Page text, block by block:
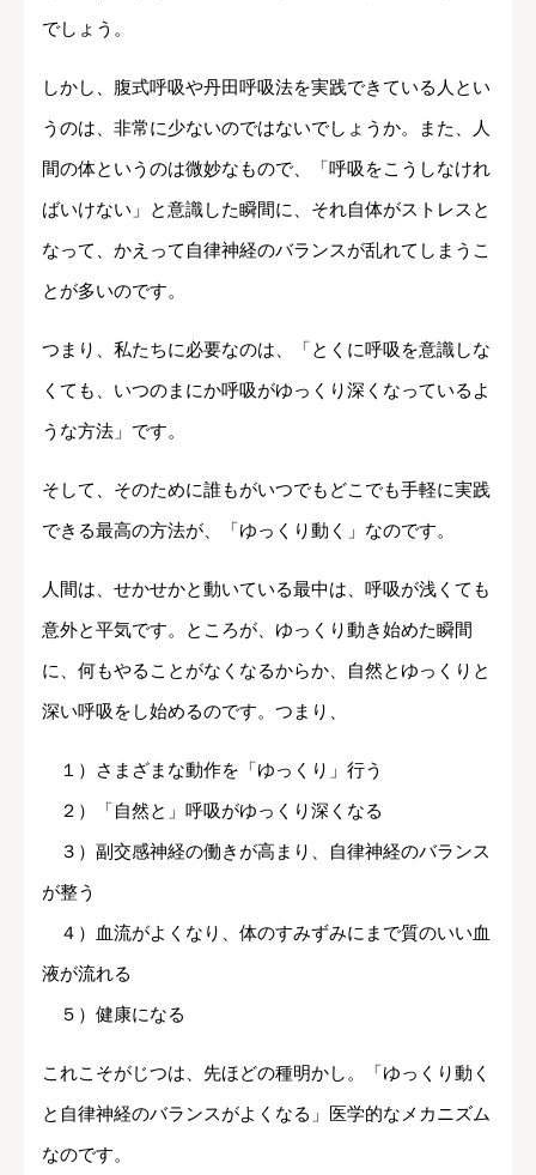
でしょう。
しかし、腹式呼吸や丹田呼吸法を実践できている人とい
うのは、非常に少ないのではないでしょうか。また、人
間の体というのは微妙なもので、「呼吸をこうしなけれ
ばいけない」と意識した瞬間に、それ自体がストレスと
なって、かえって自律神経のバランスが乱れてしまうこ
とが多いのです。
つまり、私たちに必要なのは、「とくに呼吸を意識しな
くても、いつのまにか呼吸がゆっくり深くなっているよ
うな方法」です。
そして、そのために誰もがいつでもどこでも手軽に実践
できる最高の方法が、「ゆっくり動く」なのです。
人間は、せかせかと動いている最中は、呼吸が浅くても
意外と平気です。ところが、ゆっくり動き始めた瞬間
に、何もやることがなくなるからか、自然とゆっくりと
深い呼吸をし始めるのです。つまり、
１）さまざまな動作を「ゆっくり」行う
２）「自然と」呼吸がゆっくり深くなる
３）副交感神経の働きが高まり、自律神経のバランス
が整う
４）血流がよくなり、体のすみずみにまで質のいい血
液が流れる
５）健康になる
これこそがじつは、先ほどの種明かし。「ゆっくり動く
と自律神経のバランスがよくなる」医学的なメカニズム
なのです。